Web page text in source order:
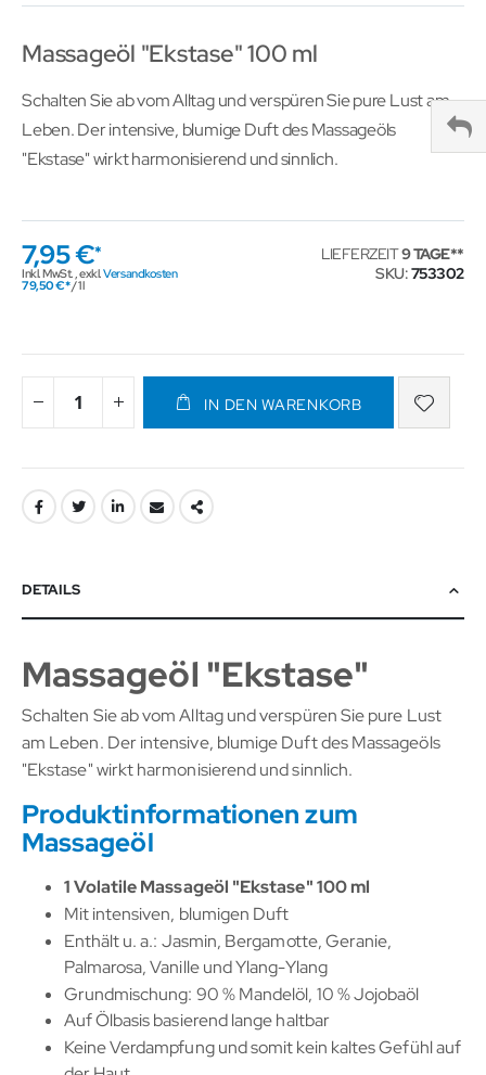
Massageöl "Ekstase" 100 ml
Schalten Sie ab vom Alltag und verspüren Sie pure Lust am
Leben. Der intensive, blumige Duft des Massageöls
"Ekstase" wirkt harmonisierend und sinnlich.
7,95 €
Inkl. MwSt.,exkl.Versandkosten
79,50 € / 1 l
LIEFERZEIT9 TAGE
SKU 753302
IN DEN WARENKORB
DETAILS
Massageöl "Ekstase"
Schalten Sie ab vom Alltag und verspüren Sie pure Lust
am Leben. Der intensive, blumige Duft des Massageöls
"Ekstase" wirkt harmonisierend und sinnlich.
Produktinformationen zum
Massageöl
1 Volatile Massageöl "Ekstase" 100 ml
Mit intensiven, blumigen Duft
Enthält u. a.: Jasmin, Bergamotte, Geranie,
Palmarosa, Vanille und Ylang-Ylang
Grundmischung: 90 % Mandelöl, 10 % Jojobaöl
Auf Ölbasis basierend lange haltbar
Keine Verdampfung und somit kein kaltes Gefühl auf